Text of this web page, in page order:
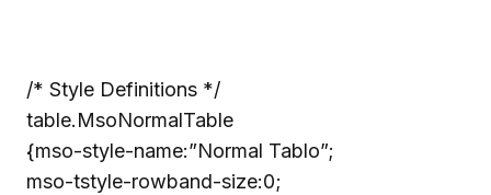
/* Style Definitions */
table.MsoNormalTable
{mso-style-name:”Normal Tablo”;
mso-tstyle-rowband-size:0;